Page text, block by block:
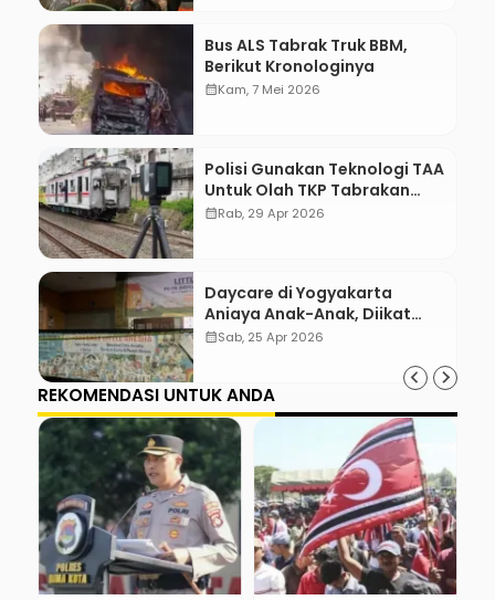
Bus ALS Tabrak Truk BBM,
Berikut Kronologinya
calendar_monthKam, 7 Mei 2026
Polisi Gunakan Teknologi TAA
Untuk Olah TKP Tabrakan
Kereta Bekasi
calendar_monthRab, 29 Apr 2026
Daycare di Yogyakarta
Aniaya Anak-Anak, Diikat
Hingga Lebam
calendar_monthSab, 25 Apr 2026
REKOMENDASI UNTUK ANDA